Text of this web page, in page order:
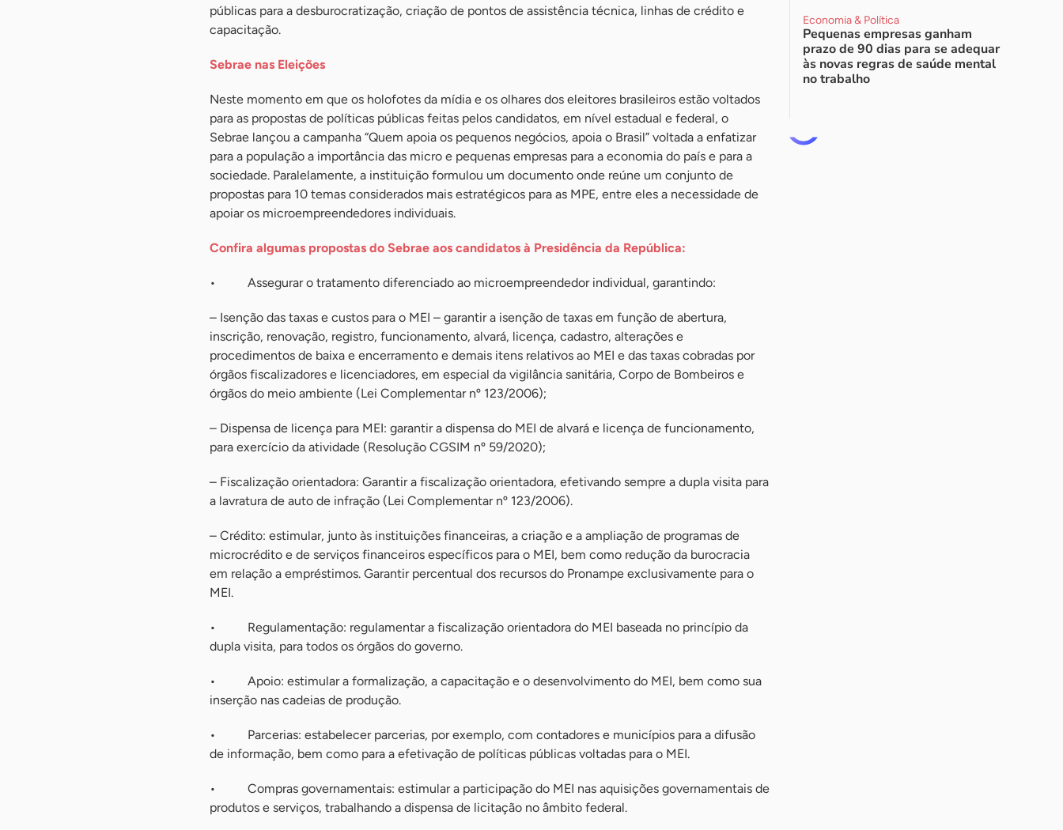
públicas para a desburocratização, criação de pontos de assistência técnica, linhas de crédito e
capacitação.
Sebrae nas Eleições
Neste momento em que os holofotes da mídia e os olhares dos eleitores brasileiros estão voltados
para as propostas de políticas públicas feitas pelos candidatos, em nível estadual e federal, o
Sebrae lançou a campanha “Quem apoia os pequenos negócios, apoia o Brasil” voltada a enfatizar
para a população a importância das micro e pequenas empresas para a economia do país e para a
sociedade. Paralelamente, a instituição formulou um documento onde reúne um conjunto de
propostas para 10 temas considerados mais estratégicos para as MPE, entre eles a necessidade de
apoiar os microempreendedores individuais.
Confira algumas propostas do Sebrae aos candidatos à Presidência da República:
• Assegurar o tratamento diferenciado ao microempreendedor individual, garantindo:
– Isenção das taxas e custos para o MEI – garantir a isenção de taxas em função de abertura,
inscrição, renovação, registro, funcionamento, alvará, licença, cadastro, alterações e
procedimentos de baixa e encerramento e demais itens relativos ao MEI e das taxas cobradas por
órgãos fiscalizadores e licenciadores, em especial da vigilância sanitária, Corpo de Bombeiros e
órgãos do meio ambiente (Lei Complementar nº 123/2006);
– Dispensa de licença para MEI: garantir a dispensa do MEI de alvará e licença de funcionamento,
para exercício da atividade (Resolução CGSIM nº 59/2020);
– Fiscalização orientadora: Garantir a fiscalização orientadora, efetivando sempre a dupla visita para
a lavratura de auto de infração (Lei Complementar nº 123/2006).
– Crédito: estimular, junto às instituições financeiras, a criação e a ampliação de programas de
microcrédito e de serviços financeiros específicos para o MEI, bem como redução da burocracia
em relação a empréstimos. Garantir percentual dos recursos do Pronampe exclusivamente para o
MEI.
• Regulamentação: regulamentar a fiscalização orientadora do MEI baseada no princípio da
dupla visita, para todos os órgãos do governo.
• Apoio: estimular a formalização, a capacitação e o desenvolvimento do MEI, bem como sua
inserção nas cadeias de produção.
• Parcerias: estabelecer parcerias, por exemplo, com contadores e municípios para a difusão
de informação, bem como para a efetivação de políticas públicas voltadas para o MEI.
• Compras governamentais: estimular a participação do MEI nas aquisições governamentais de
produtos e serviços, trabalhando a dispensa de licitação no âmbito federal.
Economia & Política
Pequenas empresas ganham
prazo de 90 dias para se adequar
às novas regras de saúde mental
no trabalho